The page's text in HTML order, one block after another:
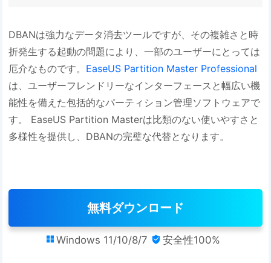
DBANは強力なデータ消去ツールですが、その複雑さと時
折発生する起動の問題により、一部のユーザーにとっては
厄介なものです。 EaseUS Partition Master Professional
は、ユーザーフレンドリーなインターフェースと幅広い機
能性を備えた包括的なパーティション管理ソフトウェアで
す。 EaseUS Partition Masterは比類のない使いやすさと
多様性を提供し、DBANの完璧な代替となります。
無料ダウンロード
 Windows 11/10/8/7  安全性100%